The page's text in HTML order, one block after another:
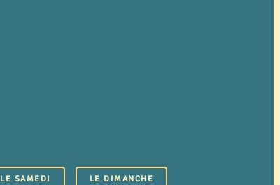
LE SAMEDI LE DIMANCHE